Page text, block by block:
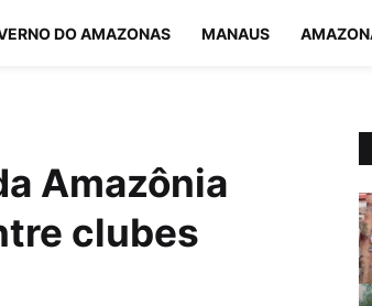
DO AMAZONAS MANAUS
Amazônia
clubes